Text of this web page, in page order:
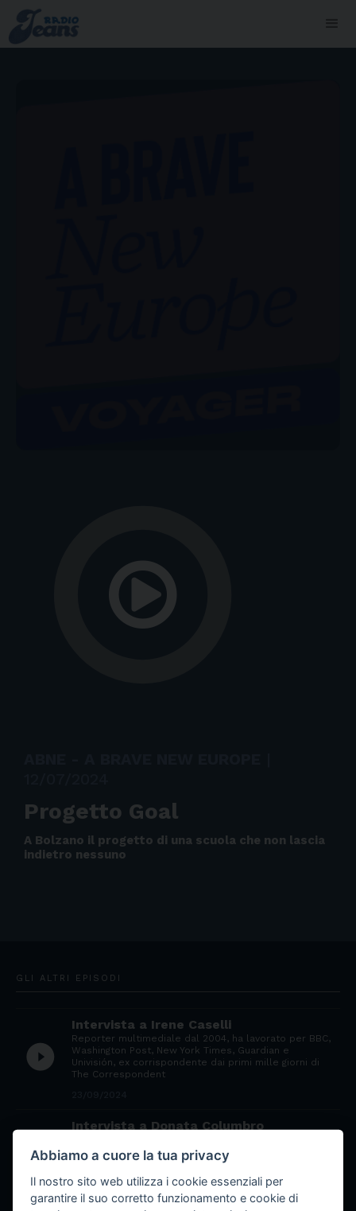
Progetto Goal
A Bolzano il progetto di una scuola che non lascia
indietro nessuno
GLI ALTRI EPISODI
play_circle_filled
Intervista a Irene Caselli
Reporter multimediale dal 2004, ha lavorato per BBC,
Washington Post, New York Times, Guardian e
Univisión, ex corrispondente dai primi mille giorni di
The Correspondent
play_circle_filled
Intervista a Donata Columbro
La Stampa e L'Essenziale
Povertà Educativa e come contrastarla
Abbiamo a cuore la tua privacy
Il nostro sito web utilizza i cookie essenziali per
garantire il suo corretto funzionamento e cookie di